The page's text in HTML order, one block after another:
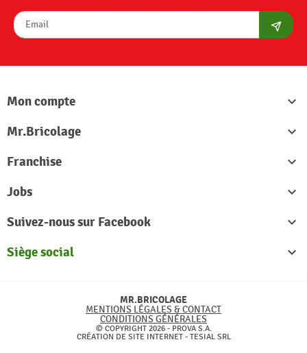
Mon compte

Mr.Bricolage

Franchise

Jobs

Suivez-nous sur Facebook

Siège social

MR.BRICOLAGE
MENTIONS LÉGALES & CONTACT
CONDITIONS GÉNÉRALES
© COPYRIGHT 2026 - PROVA S.A.
CRÉATION DE SITE INTERNET - TESIAL SRL